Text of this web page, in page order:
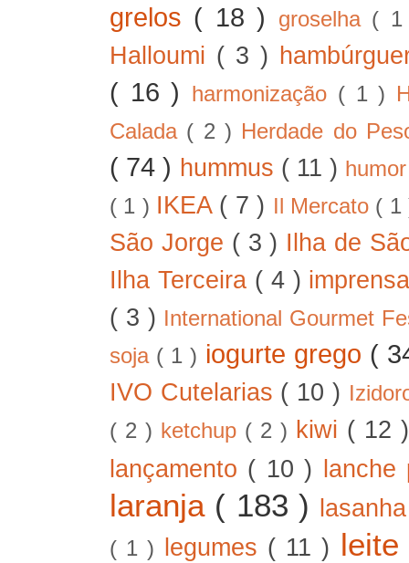
grelos ( 18 ) groselha (
Halloumi ( 3 )
( 16 ) harmonização ( 1 )
Calada ( 2 ) Herdade do
( 74 ) hummus ( 11 )
( 1 ) IKEA ( 7 ) Il Mercato (
São Jorge ( 3 ) Ilha de
Ilha Terceira ( 4 )
( 3 ) International Gourmet
soja ( 1 ) iogurte grego (
IVO Cutelarias ( 10 )
( 2 ) ketchup ( 2 ) kiwi ( 12
lançamento ( 10 )
laranja ( 183 )
( 1 ) legumes ( 11 )